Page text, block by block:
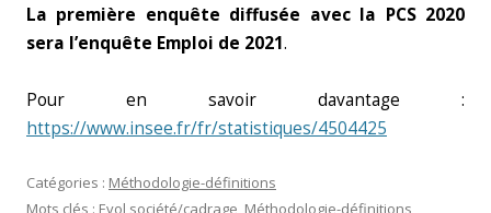
La première enquête diffusée avec la PCS 2020
sera l’enquête Emploi de 2021.
Pour en savoir davantage :
https://www.insee.fr/fr/statistiques/4504425
Catégories : Méthodologie-définitions
Mots clés : Evol société/cadrage Méthodologie-définitions